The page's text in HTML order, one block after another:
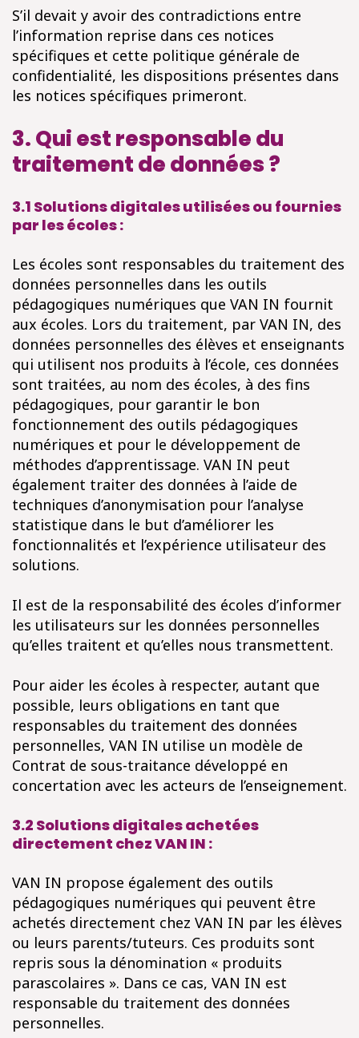
S’il devait y avoir des contradictions entre
l’information reprise dans ces notices
spécifiques et cette politique générale de
confidentialité, les dispositions présentes dans
les notices spécifiques primeront.
3. Qui est responsable du
traitement de données ?
3.1 Solutions digitales utilisées ou fournies
par les écoles :
Les écoles sont responsables du traitement des
données personnelles dans les outils
pédagogiques numériques que VAN IN fournit
aux écoles. Lors du traitement, par VAN IN, des
données personnelles des élèves et enseignants
qui utilisent nos produits à l’école, ces données
sont traitées, au nom des écoles, à des fins
pédagogiques, pour garantir le bon
fonctionnement des outils pédagogiques
numériques et pour le développement de
méthodes d’apprentissage. VAN IN peut
également traiter des données à l’aide de
techniques d’anonymisation pour l’analyse
statistique dans le but d’améliorer les
fonctionnalités et l’expérience utilisateur des
solutions.
Il est de la responsabilité des écoles d’informer
les utilisateurs sur les données personnelles
qu’elles traitent et qu’elles nous transmettent.
Pour aider les écoles à respecter, autant que
possible, leurs obligations en tant que
responsables du traitement des données
personnelles, VAN IN utilise un modèle de
Contrat de sous-traitance développé en
concertation avec les acteurs de l’enseignement.
3.2 Solutions digitales achetées
directement chez VAN IN :
VAN IN propose également des outils
pédagogiques numériques qui peuvent être
achetés directement chez VAN IN par les élèves
ou leurs parents/tuteurs. Ces produits sont
repris sous la dénomination « produits
parascolaires ». Dans ce cas, VAN IN est
responsable du traitement des données
personnelles.